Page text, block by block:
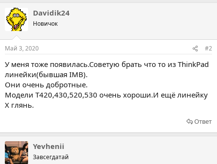
Davidik24
Новичок
Май 3, 2020 #2
У меня тоже появилась.Советую брать что то из ThinkPad
линейки(бывшая IMB).
Они очень добротные.
Модели T420,430,520,530 очень хороши.И ещё линейку
X глянь.
Ответ
Yevhenii
Завсегдатай